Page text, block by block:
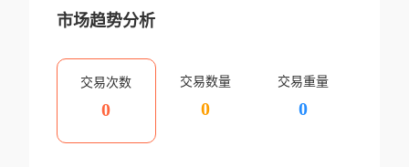
市场趋势分析
交易次数
0
交易数量
0
交易重量
0